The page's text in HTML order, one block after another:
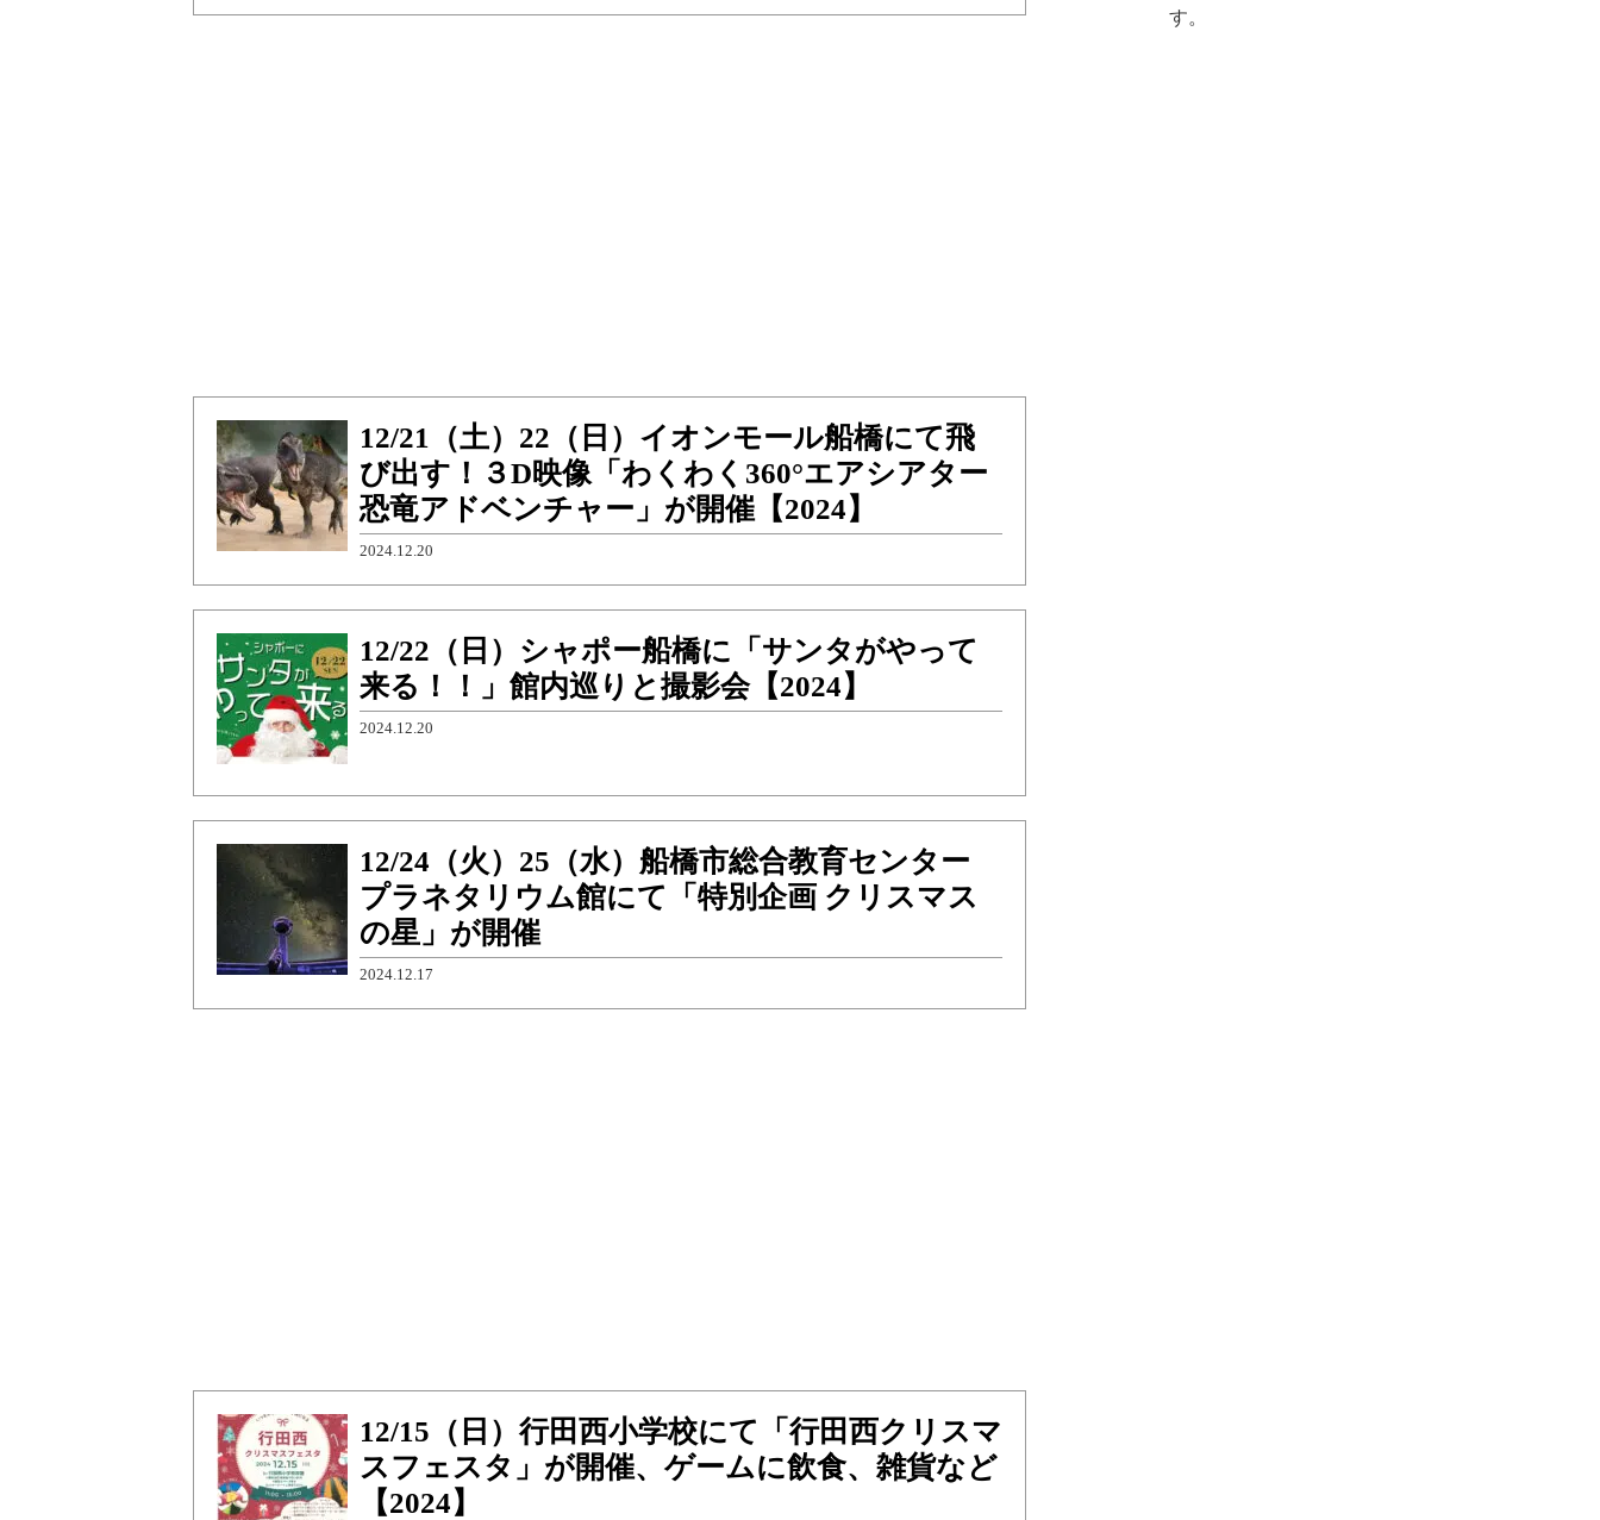
12/21（土）22（日）イオンモール船橋にて飛
び出す！３D映像「わくわく360°エアシアター
恐竜アドベンチャー」が開催【2024】
2024.12.20
12/22（日）シャポー船橋に「サンタがやって
来る！！」館内巡りと撮影会【2024】
2024.12.20
12/24（火）25（水）船橋市総合教育センター
プラネタリウム館にて「特別企画 クリスマス
の星」が開催
2024.12.17
12/15（日）行田西小学校にて「行田西クリスマ
スフェスタ」が開催、ゲームに飲食、雑貨など
【2024】
す。